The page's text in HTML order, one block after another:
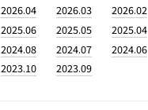
2026.04 2026.03 2026.02
2025.06 2025.05 2025.04
2024.08 2024.07 2024.06
2023.10 2023.09